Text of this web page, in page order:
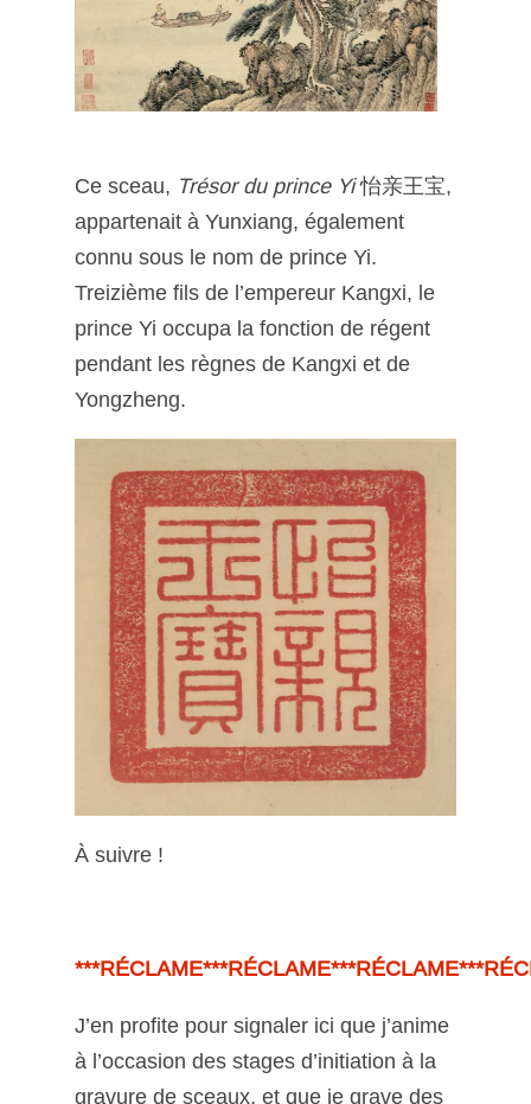
Ce sceau, Trésor du prince Yi怡亲王宝,
appartenait à Yunxiang, également
connu sous le nom de prince Yi.
Treizième fils de l’empereur Kangxi, le
prince Yi occupa la fonction de régent
pendant les règnes de Kangxi et de
Yongzheng.
À suivre !
J’en profite pour signaler ici que j’anime
à l’occasion des stages d’initiation à la
gravure de sceaux, et que je grave des